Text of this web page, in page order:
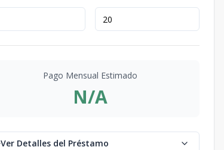
Pago Mensual Estimado
N/A
Ver Detalles del Préstamo